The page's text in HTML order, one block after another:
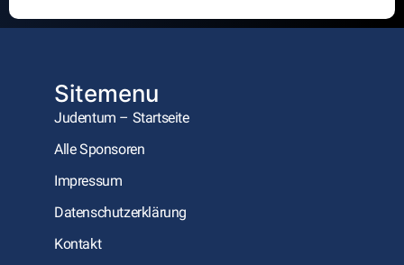
Alternative:
Sitemenu
Judentum – Startseite
Alle Sponsoren
Impressum
Datenschutzerklärung
Kontakt